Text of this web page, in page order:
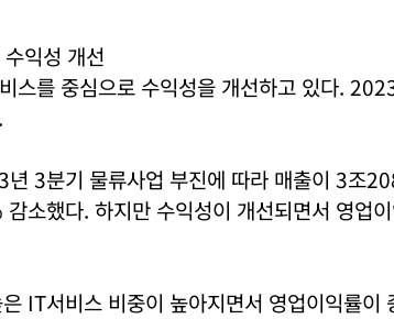
익성 개선
스를 중심으로 수익성을 개선하고 있다.
3분기 물류사업 부진에 따라 매출이 3조
소했다. 하지만 수익성이 개선되면서 영업
IT서비스 비중이 높아지면서 영업이익률이